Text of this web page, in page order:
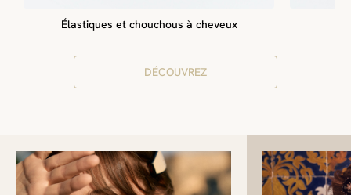
Élastiques et chouchous à cheveux
DÉCOUVREZ